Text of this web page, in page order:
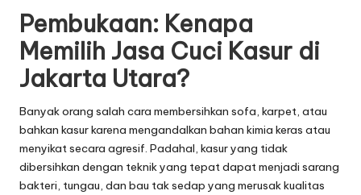
Pembukaan: Kenapa
Memilih Jasa Cuci Kasur di
Jakarta Utara?
Banyak orang salah cara membersihkan sofa, karpet, atau
bahkan kasur karena mengandalkan bahan kimia keras atau
menyikat secara agresif. Padahal, kasur yang tidak
dibersihkan dengan teknik yang tepat dapat menjadi sarang
bakteri, tungau, dan bau tak sedap yang merusak kualitas